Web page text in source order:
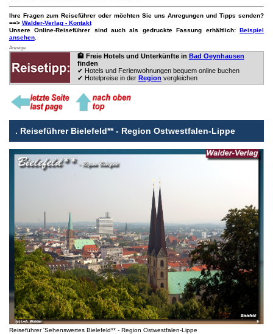
Ihre Fragen zum Reiseführer oder möchten Sie uns Anregungen und Tipps senden?
==> Walder-Verlag - Kontakt
Unsere Online-Reiseführer sind auch als gedruckte Fassung erhältlich:Beispiel
ansehen.
Anzeige
🏨 Freie Hotels und Unterkünfte in Bad Oeynhausen
finden
✔ Hotels und Ferienwohnungen bequem online buchen
✔ Hotelpreise in der Region vergleichen
. Reiseführer Bielefeld** - Region Ostwestfalen-Lippe
Reiseführer 'Sehenswertes Bielefeld** - Region Ostwestfalen-Lippe